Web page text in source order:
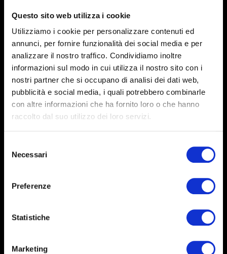
Questo sito web utilizza i cookie
Utilizziamo i cookie per personalizzare contenuti ed
annunci, per fornire funzionalità dei social media e per
analizzare il nostro traffico. Condividiamo inoltre
informazioni sul modo in cui utilizza il nostro sito con i
nostri partner che si occupano di analisi dei dati web,
pubblicità e social media, i quali potrebbero combinarle
con altre informazioni che ha fornito loro o che hanno
raccolto dal suo utilizzo dei loro servizi.
delNecessari
Preferenze
Statistiche
Marketing